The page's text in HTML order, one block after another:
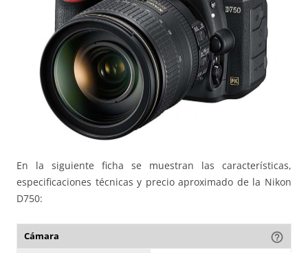
En la siguiente ficha se muestran las características,
especificaciones técnicas y precio aproximado de la Nikon
D750:
Cámara help_outline